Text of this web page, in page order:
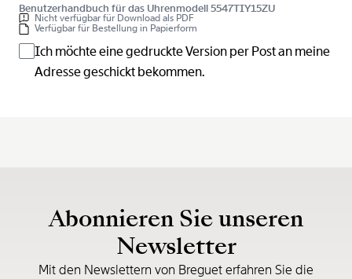
Benutzerhandbuch für das Uhrenmodell 5547TIY15ZU
Nicht verfügbar für Download als PDF
Verfügbar für Bestellung in Papierform
Ich möchte eine gedruckte Version per Post an meine
Adresse geschickt bekommen.
Abonnieren Sie unseren
Newsletter
Mit den Newslettern von Breguet erfahren Sie die